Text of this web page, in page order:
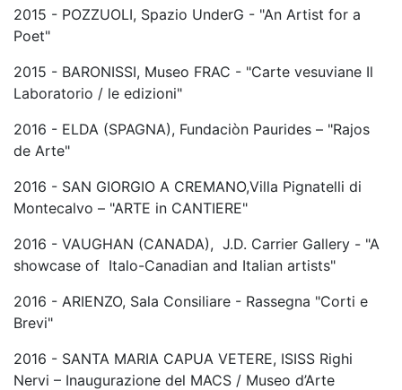
2015 - POZZUOLI, Spazio UnderG - "An Artist for a
Poet"
2015 - BARONISSI, Museo FRAC - "Carte vesuviane Il
Laboratorio / le edizioni"
2016 - ELDA (SPAGNA), Fundaciòn Paurides – "Rajos
de Arte"
2016 - SAN GIORGIO A CREMANO,Villa Pignatelli di
Montecalvo – "ARTE in CANTIERE"
2016 - VAUGHAN (CANADA), J.D. Carrier Gallery - "A
showcase of Italo-Canadian and Italian artists"
2016 - ARIENZO, Sala Consiliare - Rassegna "Corti e
Brevi"
2016 - SANTA MARIA CAPUA VETERE, ISISS Righi
Nervi – Inaugurazione del MACS / Museo d’Arte